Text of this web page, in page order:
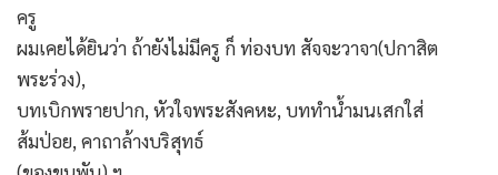
ครู
ผมเคยได้ยินว่า ถ้ายังไม่มีครู ก็ ท่องบท สัจจะวาจา(ปกาสิต
พระร่วง),
บทเบิกพรายปาก, หัวใจพระสังคหะ, บททำน้ำมนเสกใส่
ส้มป่อย, คาถาล้างบริสุทธ์